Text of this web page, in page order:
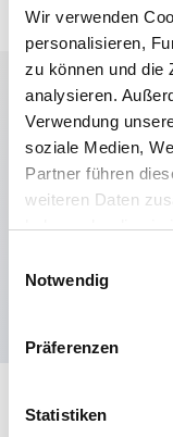
Wir verwenden
personalisieren,
zu können und die
analysieren.
Verwendung
soziale Medien,
Partner führen
weiteren Daten
haben oder die sie
Notwendig
Präferenzen
Statistiken
Hauptmerkmale
Schutzart IP65
Dokumente